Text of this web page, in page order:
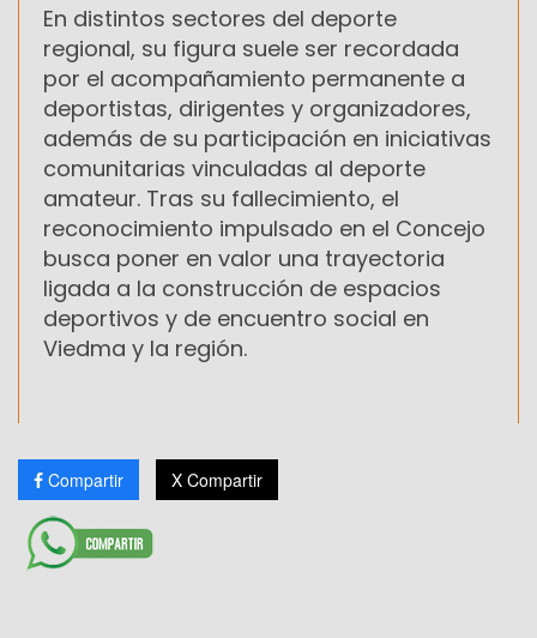
En distintos sectores del deporte
regional, su figura suele ser recordada
por el acompañamiento permanente a
deportistas, dirigentes y organizadores,
además de su participación en iniciativas
comunitarias vinculadas al deporte
amateur. Tras su fallecimiento, el
reconocimiento impulsado en el Concejo
busca poner en valor una trayectoria
ligada a la construcción de espacios
deportivos y de encuentro social en
Viedma y la región.
Compartir X Compartir